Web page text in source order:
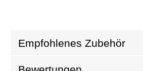
Empfohlenes Zubehör